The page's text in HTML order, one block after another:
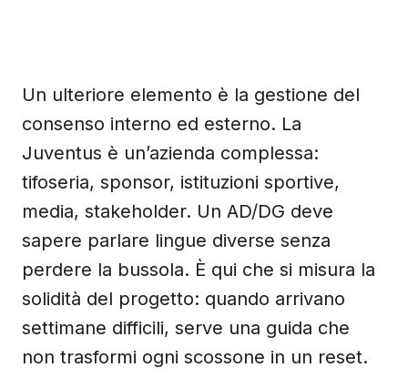
Un ulteriore elemento è la gestione del
consenso interno ed esterno. La
Juventus è un’azienda complessa:
tifoseria, sponsor, istituzioni sportive,
media, stakeholder. Un AD/DG deve
sapere parlare lingue diverse senza
perdere la bussola. È qui che si misura la
solidità del progetto: quando arrivano
settimane difficili, serve una guida che
non trasformi ogni scossone in un reset.